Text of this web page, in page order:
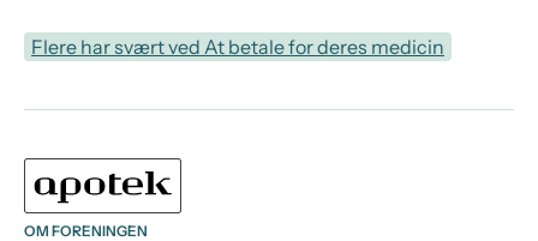
Flere har svært ved At betale for deres medicin
OM FORENINGEN